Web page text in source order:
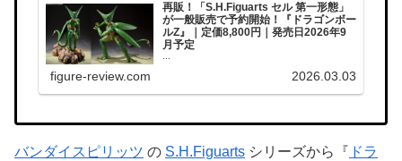
再販！「S.H.Figuarts セル 第一形態」
が一般販売で予約開始！『ドラゴンボー
ルZ』｜定価8,800円｜発売日2026年9
月予定
...
figure-review.com 2026.03.03
バンダイスピリッツ の S.H.Figuarts シリーズから『 ドラ